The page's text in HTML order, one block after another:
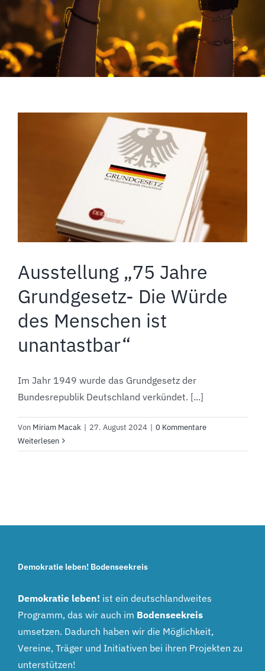
Ausstellung „75 Jahre
Grundgesetz- Die Würde
des Menschen ist
unantastbar“
Im Jahr 1949 wurde das Grundgesetz der
Bundesrepublik Deutschland verkündet. [...]
Von Miriam Macak | 27. August 2024 | 0 Kommentare
Weiterlesen
Demokratie leben! Bodenseekreis
Demokratie leben! ist ein deutschlandweites
Programm, das wir auch im Bodenseekreis
umsetzen. Dadurch haben wir die Möglichkeit,
Vereine, Träger und Initiativen bei ihren Projekten zu
unterstützen!